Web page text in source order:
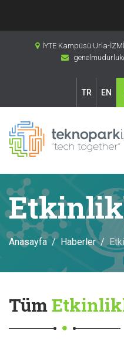
İYTE Kampüsü Urla-
TR EN
Anasayfa Haberler
Tüm